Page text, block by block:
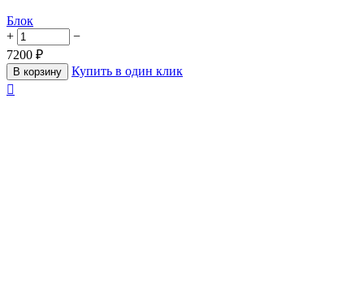
Блок
+
−
7200 ₽
В корзину
Купить в один клик
